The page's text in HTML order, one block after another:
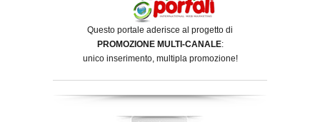
Questo portale aderisce al progetto di
PROMOZIONE MULTI-CANALE:
unico inserimento, multipla promozione!